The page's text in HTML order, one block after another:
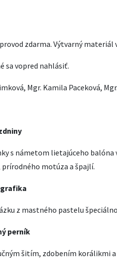
zdarma. Výtvarný materiál
sa vopred nahlásiť.
Mgr. Kamila Paceková,
s námetom lietajúceho
motúza a špajlí.
grafika
z mastného pastelu
perník
šitím, zdobením korálikmi